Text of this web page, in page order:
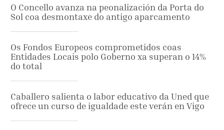
O Concello avanza na peonalización da Porta do
Sol coa desmontaxe do antigo aparcamento
Os Fondos Europeos comprometidos coas
Entidades Locais polo Goberno xa superan o 14%
do total
Caballero salienta o labor educativo da Uned que
ofrece un curso de igualdade este verán en Vigo